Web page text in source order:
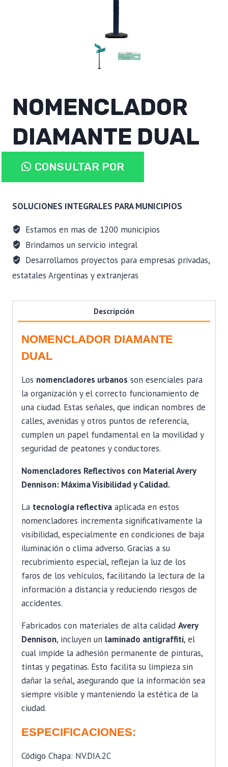
NOMENCLADOR
DIAMANTE DUAL
DIAMANTE
DUAL
CONSULTAR POR
SOLUCIONES INTEGRALES PARA MUNICIPIOS
Estamos en mas de 1200 municipios
Brindamos un servicio integral
Desarrollamos proyectos para empresas privadas,
estatales Argentinas y extranjeras
Descripción
NOMENCLADOR DIAMANTE
DUAL
Los nomencladores urbanos son esenciales para
la organización y el correcto funcionamiento de
una ciudad. Estas señales, que indican nombres de
calles, avenidas y otros puntos de referencia,
cumplen un papel fundamental en la movilidad y
seguridad de peatones y conductores.
Nomencladores Reflectivos con Material Avery
Dennison: Máxima Visibilidad y Calidad.
La tecnología reflectiva aplicada en estos
nomencladores incrementa significativamente la
visibilidad, especialmente en condiciones de baja
iluminación o clima adverso. Gracias a su
recubrimiento especial, reflejan la luz de los
faros de los vehículos, facilitando la lectura de la
información a distancia y reduciendo riesgos de
accidentes.
Fabricados con materiales de alta calidad Avery
Dennison, incluyen un laminado antigraffiti, el
cual impide la adhesión permanente de pinturas,
tintas y pegatinas. Esto facilita su limpieza sin
dañar la señal, asegurando que la información sea
siempre visible y manteniendo la estética de la
ciudad.
ESPECIFICACIONES:
Código Chapa: NV.DIA.2C